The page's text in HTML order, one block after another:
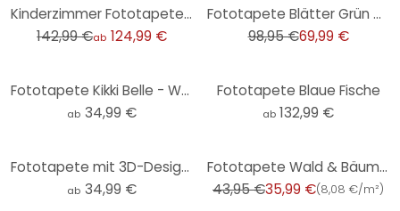
Kinderzimmer Fototapete Meerestiere tief im Ozean - Oliver Robins
142,99 €ab 124,99 €
Fototapete Blätter Grün Aquarell - Vliestapete mit Pflanzenmotiv für Schlafzimmer
98,95 €69,99 €
Fototapete Kikki Belle - Waldspaß - Rund - Selbstklebend/Vlies
ab 34,99 €
Fototapete Blaue Fische
ab 132,99 €
Fototapete mit 3D-Design - Abstrakte Ringe beige - Grande - Rund - Selbstklebend/Vlies
ab 34,99 €
Fototapete Wald & Bäume Blau Vliestapete für Küche, Wohnzimmer
43,95 €35,99 €(8,08 €/m²)